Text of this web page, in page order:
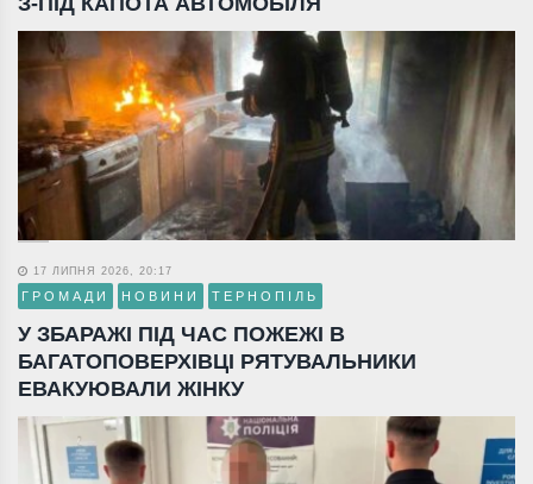
17 ЛИПНЯ 2026, 20:17
ГРОМАДИ НОВИНИ ТЕРНОПІЛЬ
У ЗБАРАЖІ ПІД ЧАС ПОЖЕЖІ В
БАГАТОПОВЕРХІВЦІ РЯТУВАЛЬНИКИ
ЕВАКУЮВАЛИ ЖІНКУ